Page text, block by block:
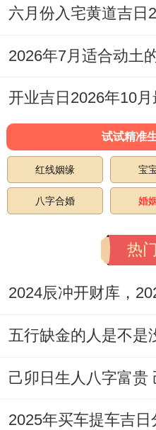
开业吉日2026年10月
试试精准
红线姻缘 宝
八字合婚 婚
热